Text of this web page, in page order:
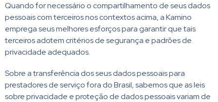
Quando for necessário o compartilhamento de seus dados
pessoais com terceiros nos contextos acima, a Kamino
emprega seus melhores esforços para garantir que tais
terceiros adotem critérios de segurança e padrões de
privacidade adequados.
Sobre a transferência dos seus dados pessoais para
prestadores de serviço fora do Brasil, sabemos que as leis
sobre privacidade e proteção de dados pessoais variam de